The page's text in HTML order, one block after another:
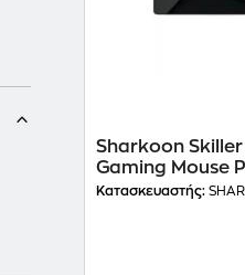
Sharkoon Skiller
Gaming Mouse
Πολύχρωμο
Κατασκευαστής: